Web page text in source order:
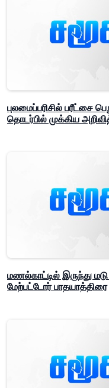
புலமைப்பரிசில் பரீட்சை
தொடர்பில் முக்கிய
மணல்காட்டில் இருந்து
மேற்பட்டோர் பாதயாத்திரை